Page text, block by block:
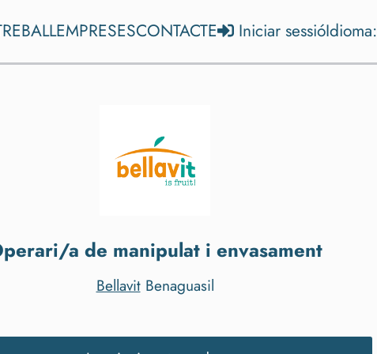
EMPRESESCONTACTE Iniciar sessióIdioma:
a de manipulat i envasament
Bellavit Benaguasil